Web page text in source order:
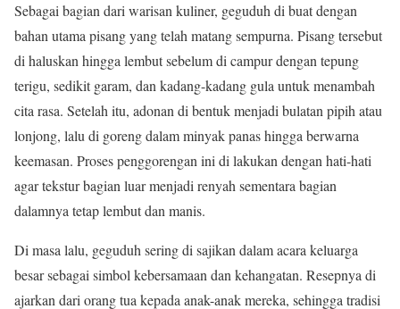
Sebagai bagian dari warisan kuliner, geguduh di buat dengan
bahan utama pisang yang telah matang sempurna. Pisang tersebut
di haluskan hingga lembut sebelum di campur dengan tepung
terigu, sedikit garam, dan kadang-kadang gula untuk menambah
cita rasa. Setelah itu, adonan di bentuk menjadi bulatan pipih atau
lonjong, lalu di goreng dalam minyak panas hingga berwarna
keemasan. Proses penggorengan ini di lakukan dengan hati-hati
agar tekstur bagian luar menjadi renyah sementara bagian
dalamnya tetap lembut dan manis.
Di masa lalu, geguduh sering di sajikan dalam acara keluarga
besar sebagai simbol kebersamaan dan kehangatan. Resepnya di
ajarkan dari orang tua kepada anak-anak mereka, sehingga tradisi